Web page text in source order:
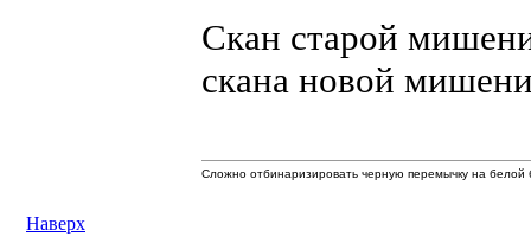
Скан старой
скана новой
Наверх
Сложно отбинаризировать черную перемычку на белой